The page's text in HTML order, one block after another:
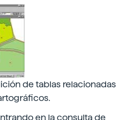
de tablas relacionadas
en la consulta de